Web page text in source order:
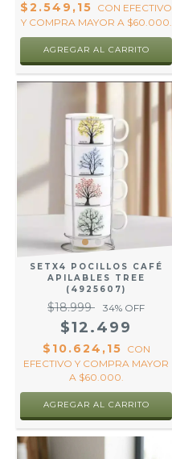
$2.549,15 CON EFECTIVO
Y COMPRA MAYOR A $60.000.
SETX4 POCILLOS CAFÉ
APILABLES TREE
(4925607)
$18.999 34% OFF
$12.499
$10.624,15 CON
EFECTIVO Y COMPRA MAYOR
A $60.000.